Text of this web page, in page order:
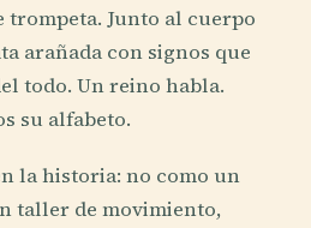
trompeta. Junto al cuerpo
arañada con signos que
todo. Un reino habla.
su alfabeto.
la historia: no como un
taller de movimiento,